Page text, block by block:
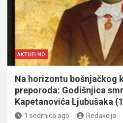
AKTUELNO
Na horizontu bošnjačkog
preporoda: Godišnjica
Kapetanovića Ljubušaka
1 sedmica ago Redakcija